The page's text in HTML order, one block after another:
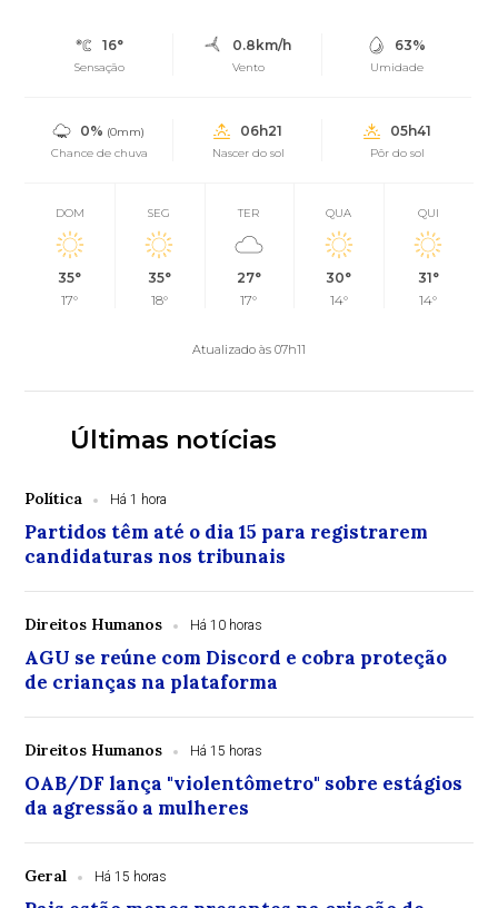
16°
Sensação
0.8km/h
Vento
63%
Umidade
0% (0mm)
Chance de chuva
06h21
Nascer do sol
05h41
Pôr do sol
DOM
35°
17°
SEG
35°
18°
TER
27°
17°
QUA
30°
14°
QUI
31°
14°
Atualizado às 07h11
Últimas notícias
Política Há 1 hora
Partidos têm até o dia 15 para registrarem
candidaturas nos tribunais
Direitos Humanos Há 10 horas
AGU se reúne com Discord e cobra proteção
de crianças na plataforma
Direitos Humanos Há 15 horas
OAB/DF lança "violentômetro" sobre estágios
da agressão a mulheres
Geral Há 15 horas